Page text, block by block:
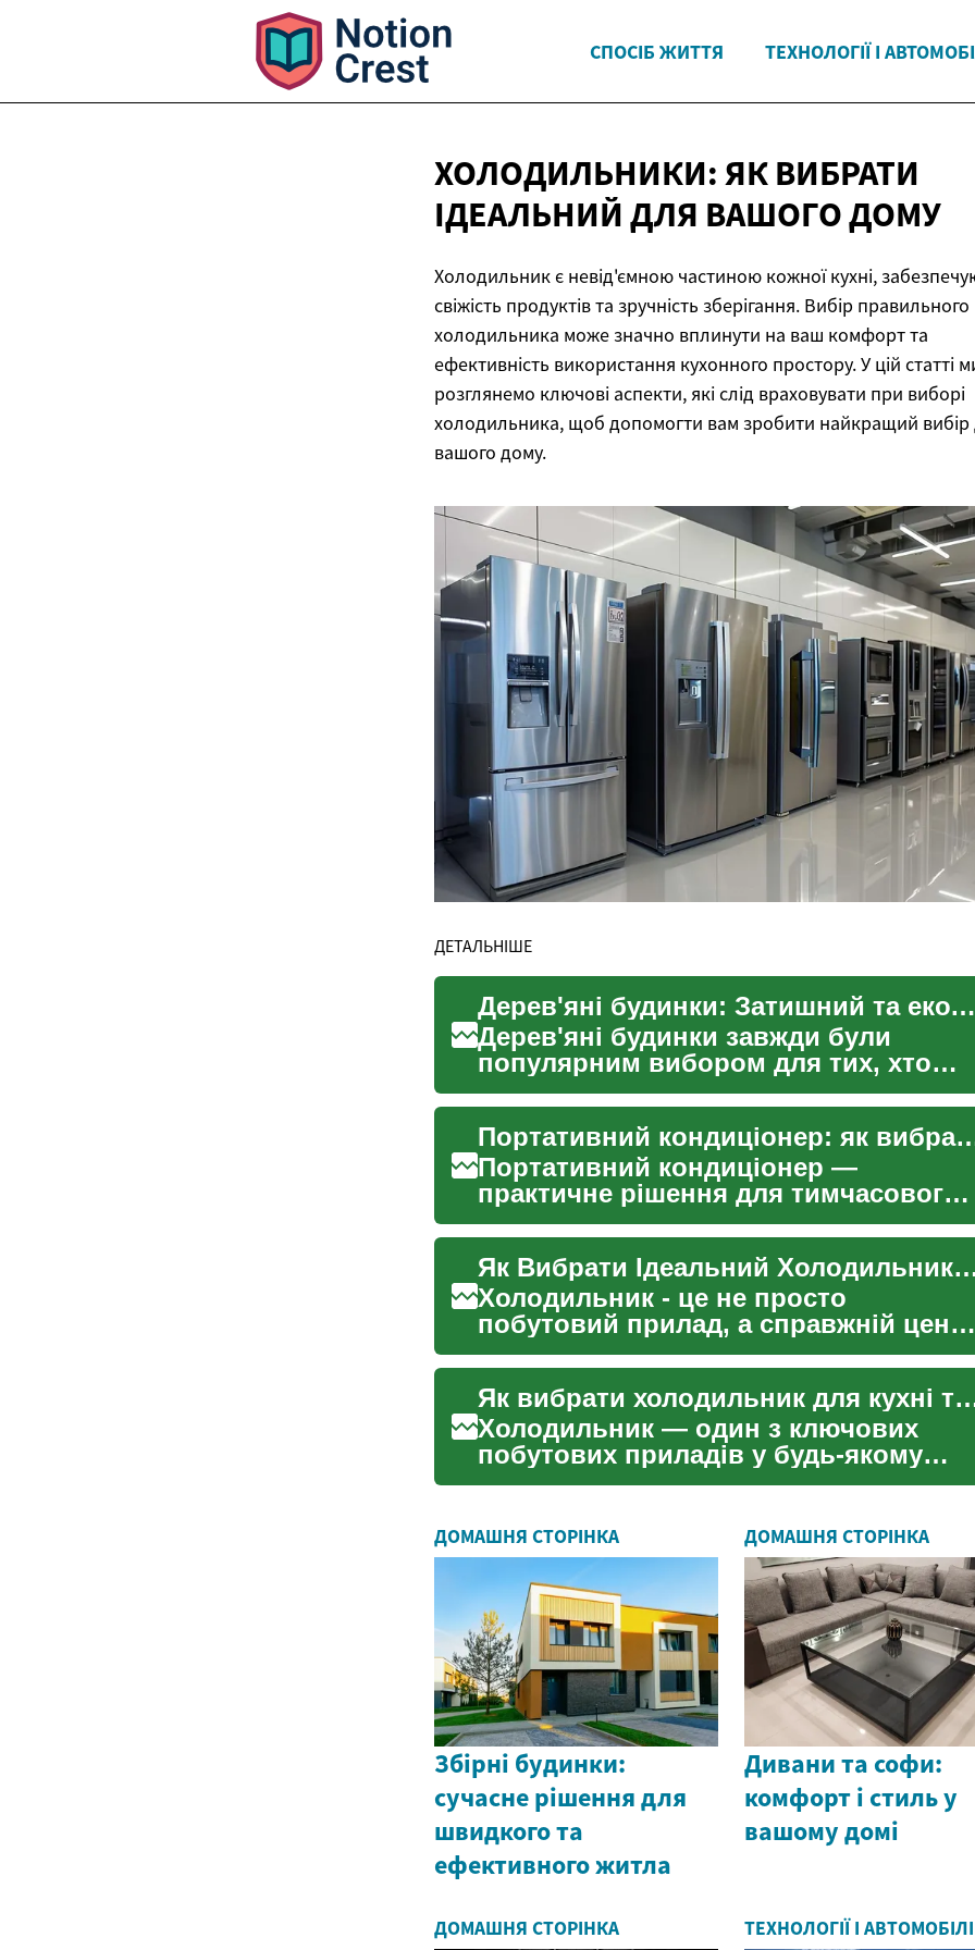
СПОСІБ ЖИТТЯ ТЕХНОЛОГІЇ І
ХОЛОДИЛЬНИКИ: ЯК ВИБРАТИ
ІДЕАЛЬНИЙ ДЛЯ ВАШОГО ДОМУ
Холодильник є невід'ємною частиною кожної кухні,
свіжість продуктів та зручність зберігання. Вибір правильного
холодильника може значно вплинути на ваш комфорт та
ефективність використання кухонного простору. У цій статті
розглянемо ключові аспекти, які слід враховувати при виборі
холодильника, щоб допомогти вам зробити найкращий вибір
вашого дому.
ДЕТАЛЬНІШЕ
Дерев'яні будинки: Затишний та екологічний вибір для вашого дому
Дерев'яні будинки завжди були
популярним вибором для тих, хто
цінує природність, екологічність та
унікальний стиль. Ц...
Портативний кондиціонер: як
Портативний кондиціонер —
практичне рішення для тимчасового
або мобільного охолодження
приміщень, особливо влітку. У ...
Як Вибрати Ідеальний Холодильник для
Холодильник - це не просто
побутовий прилад, а справжній центр
сучасної кухні, який відповідає за
збереження свіжості...
Як вибрати холодильник для кухні та
Холодильник — один з ключових
побутових приладів у будь-якому
домі. Від правильного вибору
ДОМАШНЯ СТОРІНКА
Збірні будинки:
сучасне рішення для
швидкого та
ефективного житла
ДОМАШНЯ СТОРІНКА
Дивани та софи:
комфорт і стиль у
вашому домі
ДОМАШНЯ СТОРІНКА ТЕХНОЛОГІЇ І АВТОМОБІЛІ